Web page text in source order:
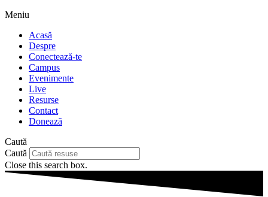
Meniu
Acasă
Despre
Conectează-te
Campus
Evenimente
Live
Resurse
Contact
Donează
Caută
Caută
Close this search box.